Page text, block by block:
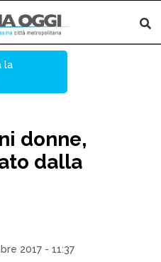
la
donne,
dalla
2017 - 11:37